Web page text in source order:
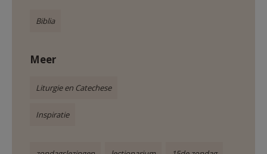
Biblia
Meer
Liturgie en Catechese
Inspiratie